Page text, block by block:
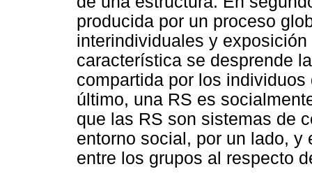
producida por un proceso
interindividuales y
característica se desprende
compartida por los
último, una RS es
que las RS son sistemas de
entorno social, por un lado,
entre los grupos al respecto